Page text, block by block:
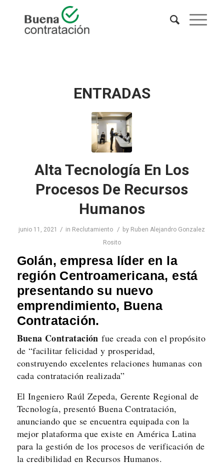
ENTRADAS
Alta Tecnología En Los
Procesos De Recursos
Humanos
junio 11, 2021 / in Reclutamiento / by Ruben Alejandro Gonzalez
Rosito
Golán, empresa líder en la
región Centroamericana, está
presentando su nuevo
emprendimiento, Buena
Contratación.
Buena Contratación fue creada con el propósito
de “facilitar felicidad y prosperidad,
construyendo excelentes relaciones humanas con
cada contratación realizada”
El Ingeniero Raúl Zepeda, Gerente Regional de
Tecnología, presentó Buena Contratación,
anunciando que se encuentra equipada con la
mejor plataforma que existe en América Latina
para la gestión de los procesos de verificación de
la credibilidad en Recursos Humanos.